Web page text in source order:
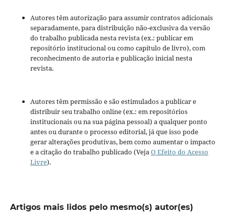
Autores têm autorização para assumir contratos adicionais
separadamente, para distribuição não-exclusiva da versão
do trabalho publicada nesta revista (ex.: publicar em
repositório institucional ou como capítulo de livro), com
reconhecimento de autoria e publicação inicial nesta
revista.
Autores têm permissão e são estimulados a publicar e
distribuir seu trabalho online (ex.: em repositórios
institucionais ou na sua página pessoal) a qualquer ponto
antes ou durante o processo editorial, já que isso pode
gerar alterações produtivas, bem como aumentar o impacto
e a citação do trabalho publicado (VejaO Efeito do Acesso
Livre).
Artigos mais lidos pelo mesmo(s) autor(es)